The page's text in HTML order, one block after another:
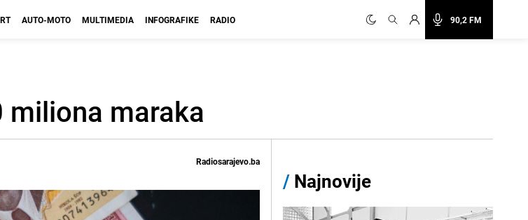
90,2 FM
AUTO-MOTO MULTIMEDIA INFOGRAFIKE RADIO
miliona maraka
Radiosarajevo.ba
/ Najnovije